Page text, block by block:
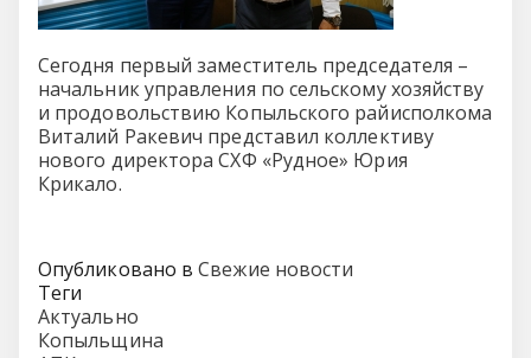
Сегодня первый заместитель председателя –
начальник управления по сельскому хозяйству
и продовольствию Копыльского райисполкома
Виталий Ракевич представил коллективу
нового директора СХФ «Рудное» Юрия
Крикало.
Опубликовано в Свежие новости
Теги
Актуально
Копыльщина